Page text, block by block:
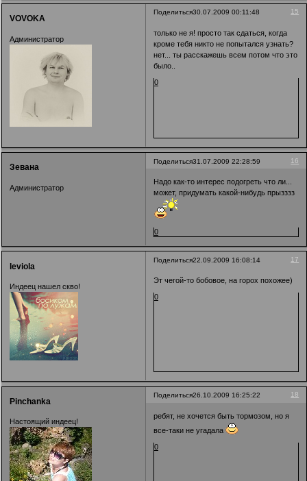
Поделиться 15
30.07.2009 00:11:48
VOVOKA
Администратор
только не я! просто так сдаться, когда
кроме тебя никто не попытался узнать?
нет... ты расскажешь всем потом что это
было..
0
Поделиться 16
31.07.2009 22:28:59
Зевана
Администратор
Надо как-то интерес подогреть что ли...
может, придумать какой-нибудь прызззз
0
Поделиться 17
22.09.2009 16:08:14
leviola
Индеец нашел скво!
Эт чегой-то бобовое, на горох похожее)
0
Поделиться 18
26.10.2009 16:25:22
Pinchanka
Настоящий индеец!
ребят, не хочется быть тормозом, но я
все-таки не угадала
0